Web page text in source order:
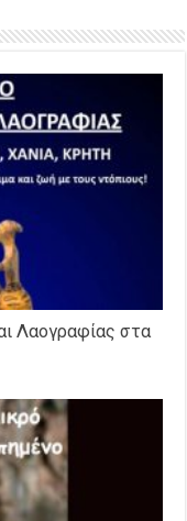
Λαογραφίας στα